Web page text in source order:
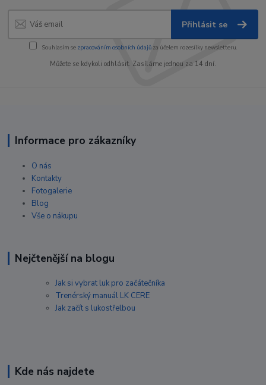
Přihlásit se
Souhlasím se zpracováním osobních údajůza účelem rozesílky newsletteru.
Můžete se kdykoli odhlásit. Zasíláme jednou za 14 dní.
Informace pro zákazníky
O nás
Kontakty
Fotogalerie
Blog
Vše o nákupu
Nejčtenější na blogu
Jak si vybrat luk pro začátečníka
Trenérský manuál LK CERE
Jak začít s lukostřelbou
Kde nás najdete